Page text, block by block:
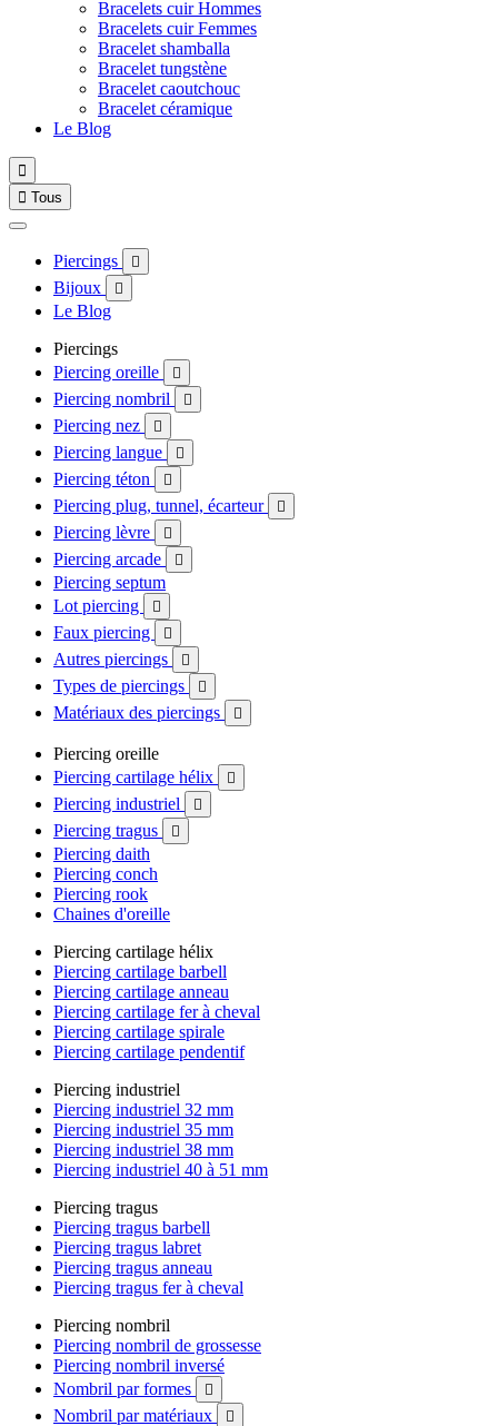
Bracelets cuir Hommes
Bracelets cuir Femmes
Bracelet shamballa
Bracelet tungstène
Bracelet caoutchouc
Bracelet céramique
Le Blog

 Tous
Piercings 
Bijoux 
Le Blog
Piercings
Piercing oreille

Piercing nombril 
Piercing nez 
Piercing langue 
Piercing téton 
Piercing plug, tunnel, écarteur 
Piercing lèvre 
Piercing arcade 
Piercing septum
Lot piercing

Faux piercing 
Autres piercings 
Types de piercings 
Matériaux des piercings 
Piercing oreille
Piercing cartilage hélix

Piercing industriel 
Piercing tragus 
Piercing daith
Piercing conch
Piercing rook
Chaines d'oreille
Piercing cartilage hélix
Piercing cartilage barbell
Piercing cartilage anneau
Piercing cartilage fer à cheval
Piercing cartilage spirale
Piercing cartilage pendentif
Piercing industriel
Piercing industriel 32 mm
Piercing industriel 35 mm
Piercing industriel 38 mm
Piercing industriel 40 à 51 mm
Piercing tragus
Piercing tragus barbell
Piercing tragus labret
Piercing tragus anneau
Piercing tragus fer à cheval
Piercing nombril
Piercing nombril de grossesse
Piercing nombril inversé
Nombril par formes

Nombril par matériaux 